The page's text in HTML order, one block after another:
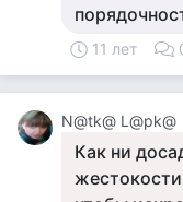
11 лет
N@tk@ L@pk@
Как ни